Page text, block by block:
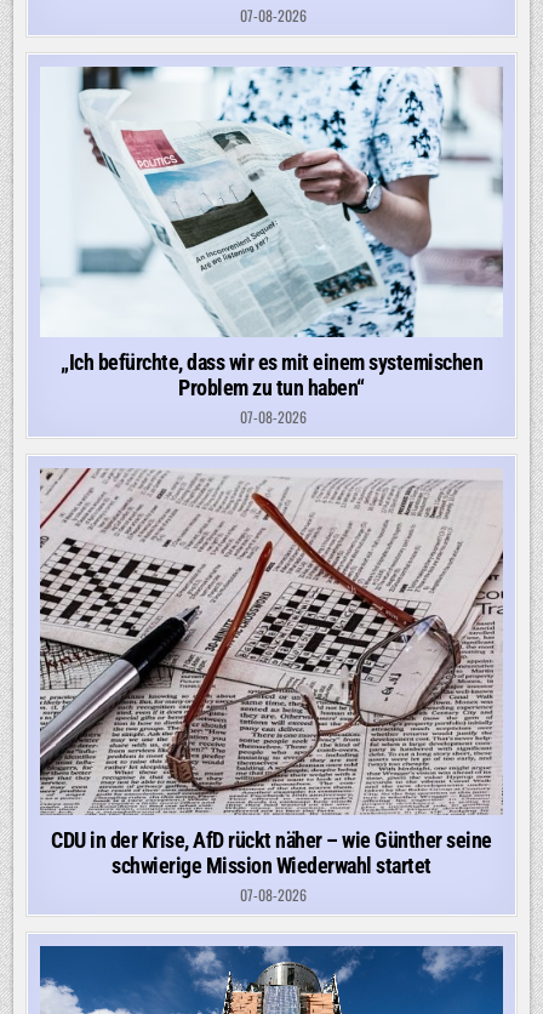
07-08-2026
„Ich befürchte, dass wir es mit einem systemischen
Problem zu tun haben“
07-08-2026
CDU in der Krise, AfD rückt näher – wie Günther seine
schwierige Mission Wiederwahl startet
07-08-2026